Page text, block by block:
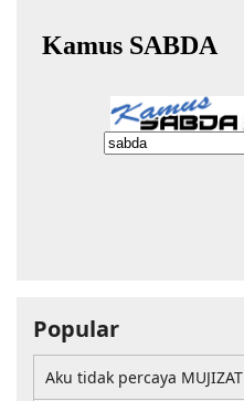
Popular
Aku tidak percaya MUJIZAT